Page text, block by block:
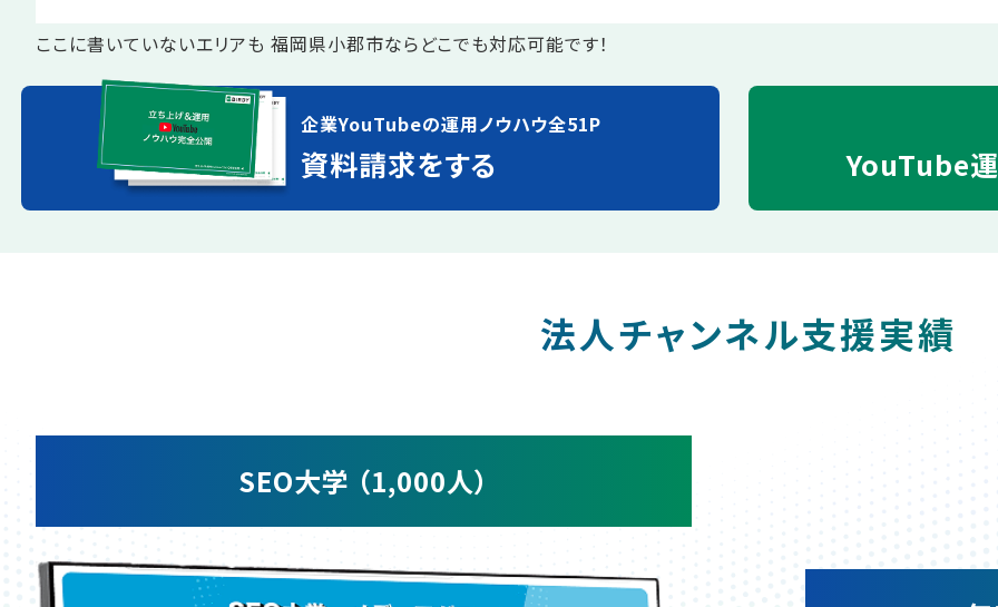
ここに書いていないエリアも 福岡県小郡市ならどこでも対応可能です！
企業YouTubeの運用ノウハウ全51P
資料請求をする YouTube
法人チャンネル支援実績
SEO大学 （1,000人）